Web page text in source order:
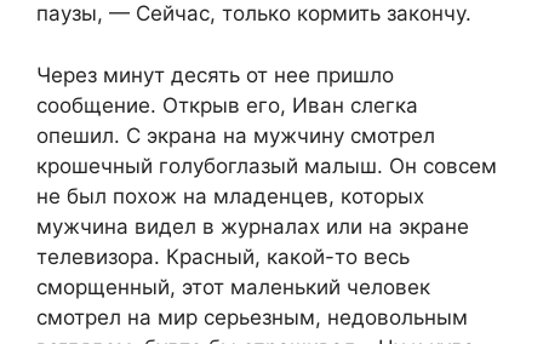
паузы, — Сейчас, только кормить закончу.
Через минут десять от нее пришло
сообщение. Открыв его, Иван слегка
опешил. С экрана на мужчину смотрел
крошечный голубоглазый малыш. Он совсем
не был похож на младенцев, которых
мужчина видел в журналах или на экране
телевизора. Красный, какой-то весь
сморщенный, этот маленький человек
смотрел на мир серьезным, недовольным